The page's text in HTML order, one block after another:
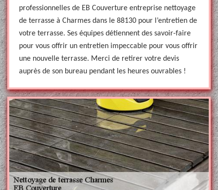
professionnelles de EB Couverture entreprise nettoyage
de terrasse à Charmes dans le 88130 pour l’entretien de
votre terrasse. Ses équipes détiennent des savoir-faire
pour vous offrir un entretien impeccable pour vous offrir
une nouvelle terrasse. Merci de retirer votre devis
auprès de son bureau pendant les heures ouvrables !